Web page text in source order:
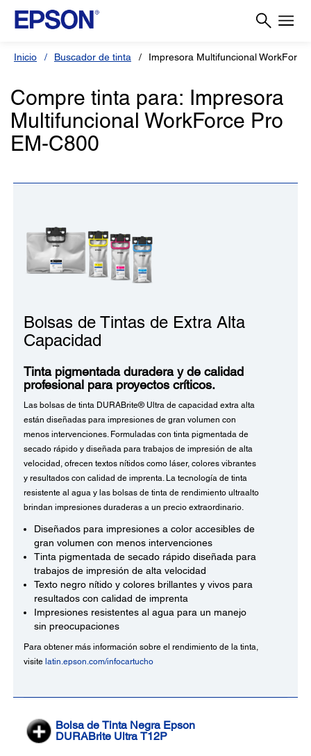
Inicio Buscador de tinta Impresora Multifuncional WorkForce
Compre tinta para: Impresora
Multifuncional WorkForce Pro
EM-C800
Bolsas de Tintas de Extra Alta
Capacidad
Tinta pigmentada duradera y de calidad
profesional para proyectos críticos.
Las bolsas de tinta DURABrite® Ultra de capacidad extra alta
están diseñadas para impresiones de gran volumen con
menos intervenciones. Formuladas con tinta pigmentada de
secado rápido y diseñada para trabajos de impresión de alta
velocidad, ofrecen textos nítidos como láser, colores vibrantes
y resultados con calidad de imprenta. La tecnología de tinta
resistente al agua y las bolsas de tinta de rendimiento ultraalto
brindan impresiones duraderas a un precio extraordinario.
Diseñados para impresiones a color accesibles de
gran volumen con menos intervenciones
Tinta pigmentada de secado rápido diseñada para
trabajos de impresión de alta velocidad
Texto negro nítido y colores brillantes y vivos para
resultados con calidad de imprenta
Impresiones resistentes al agua para un manejo
sin preocupaciones
Para obtener más información sobre el rendimiento de la tinta,
visite latin.epson.com/infocartucho
Bolsa de Tinta Negra Epson
DURABrite Ultra T12P